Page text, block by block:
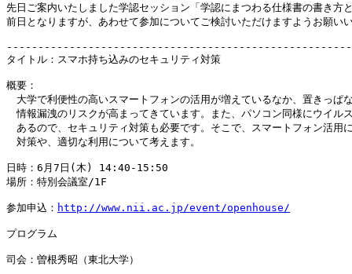
先日ご案内いたしました学認セッション「学認にまつわる仕様書の書き方
前日となりますが、あわせて参加についてご検討いただけますようお願い
タイトル：スマホ持ち込みのセキュリティ対策
概要：
大学で利便性の高いスマートフォンの活用が増えているなか、置きっぱ
情報漏洩のリスクが高まってきています。また、パソコン同様にウイル
あるので、セキュリティ対策も必要です。そこで、スマートフォン活用
対策や、適切な利用について考えます。
日時：6月7日(木) 14:40-15:50
場所：特別会議室/1F
参加申込： http://www.nii.ac.jp/event/openhouse/
プログラム
司会：曽根秀昭（東北大学）